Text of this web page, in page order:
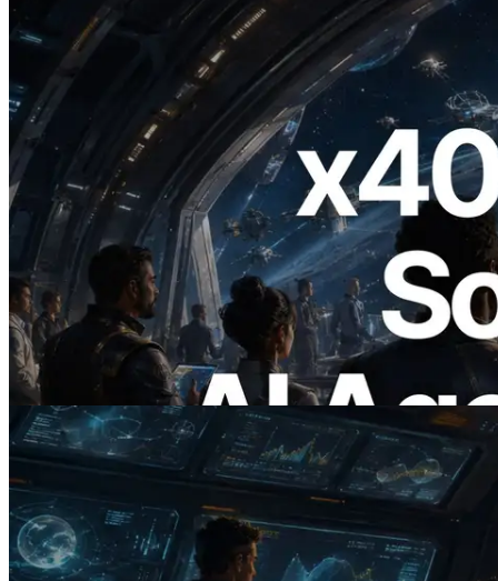
2026.07.04
ERPC lanza Solana RPC compatible con
x402 — La era en la que los agentes de IA
pagan bajo demanda por las API que
necesitan
Leer este artículo